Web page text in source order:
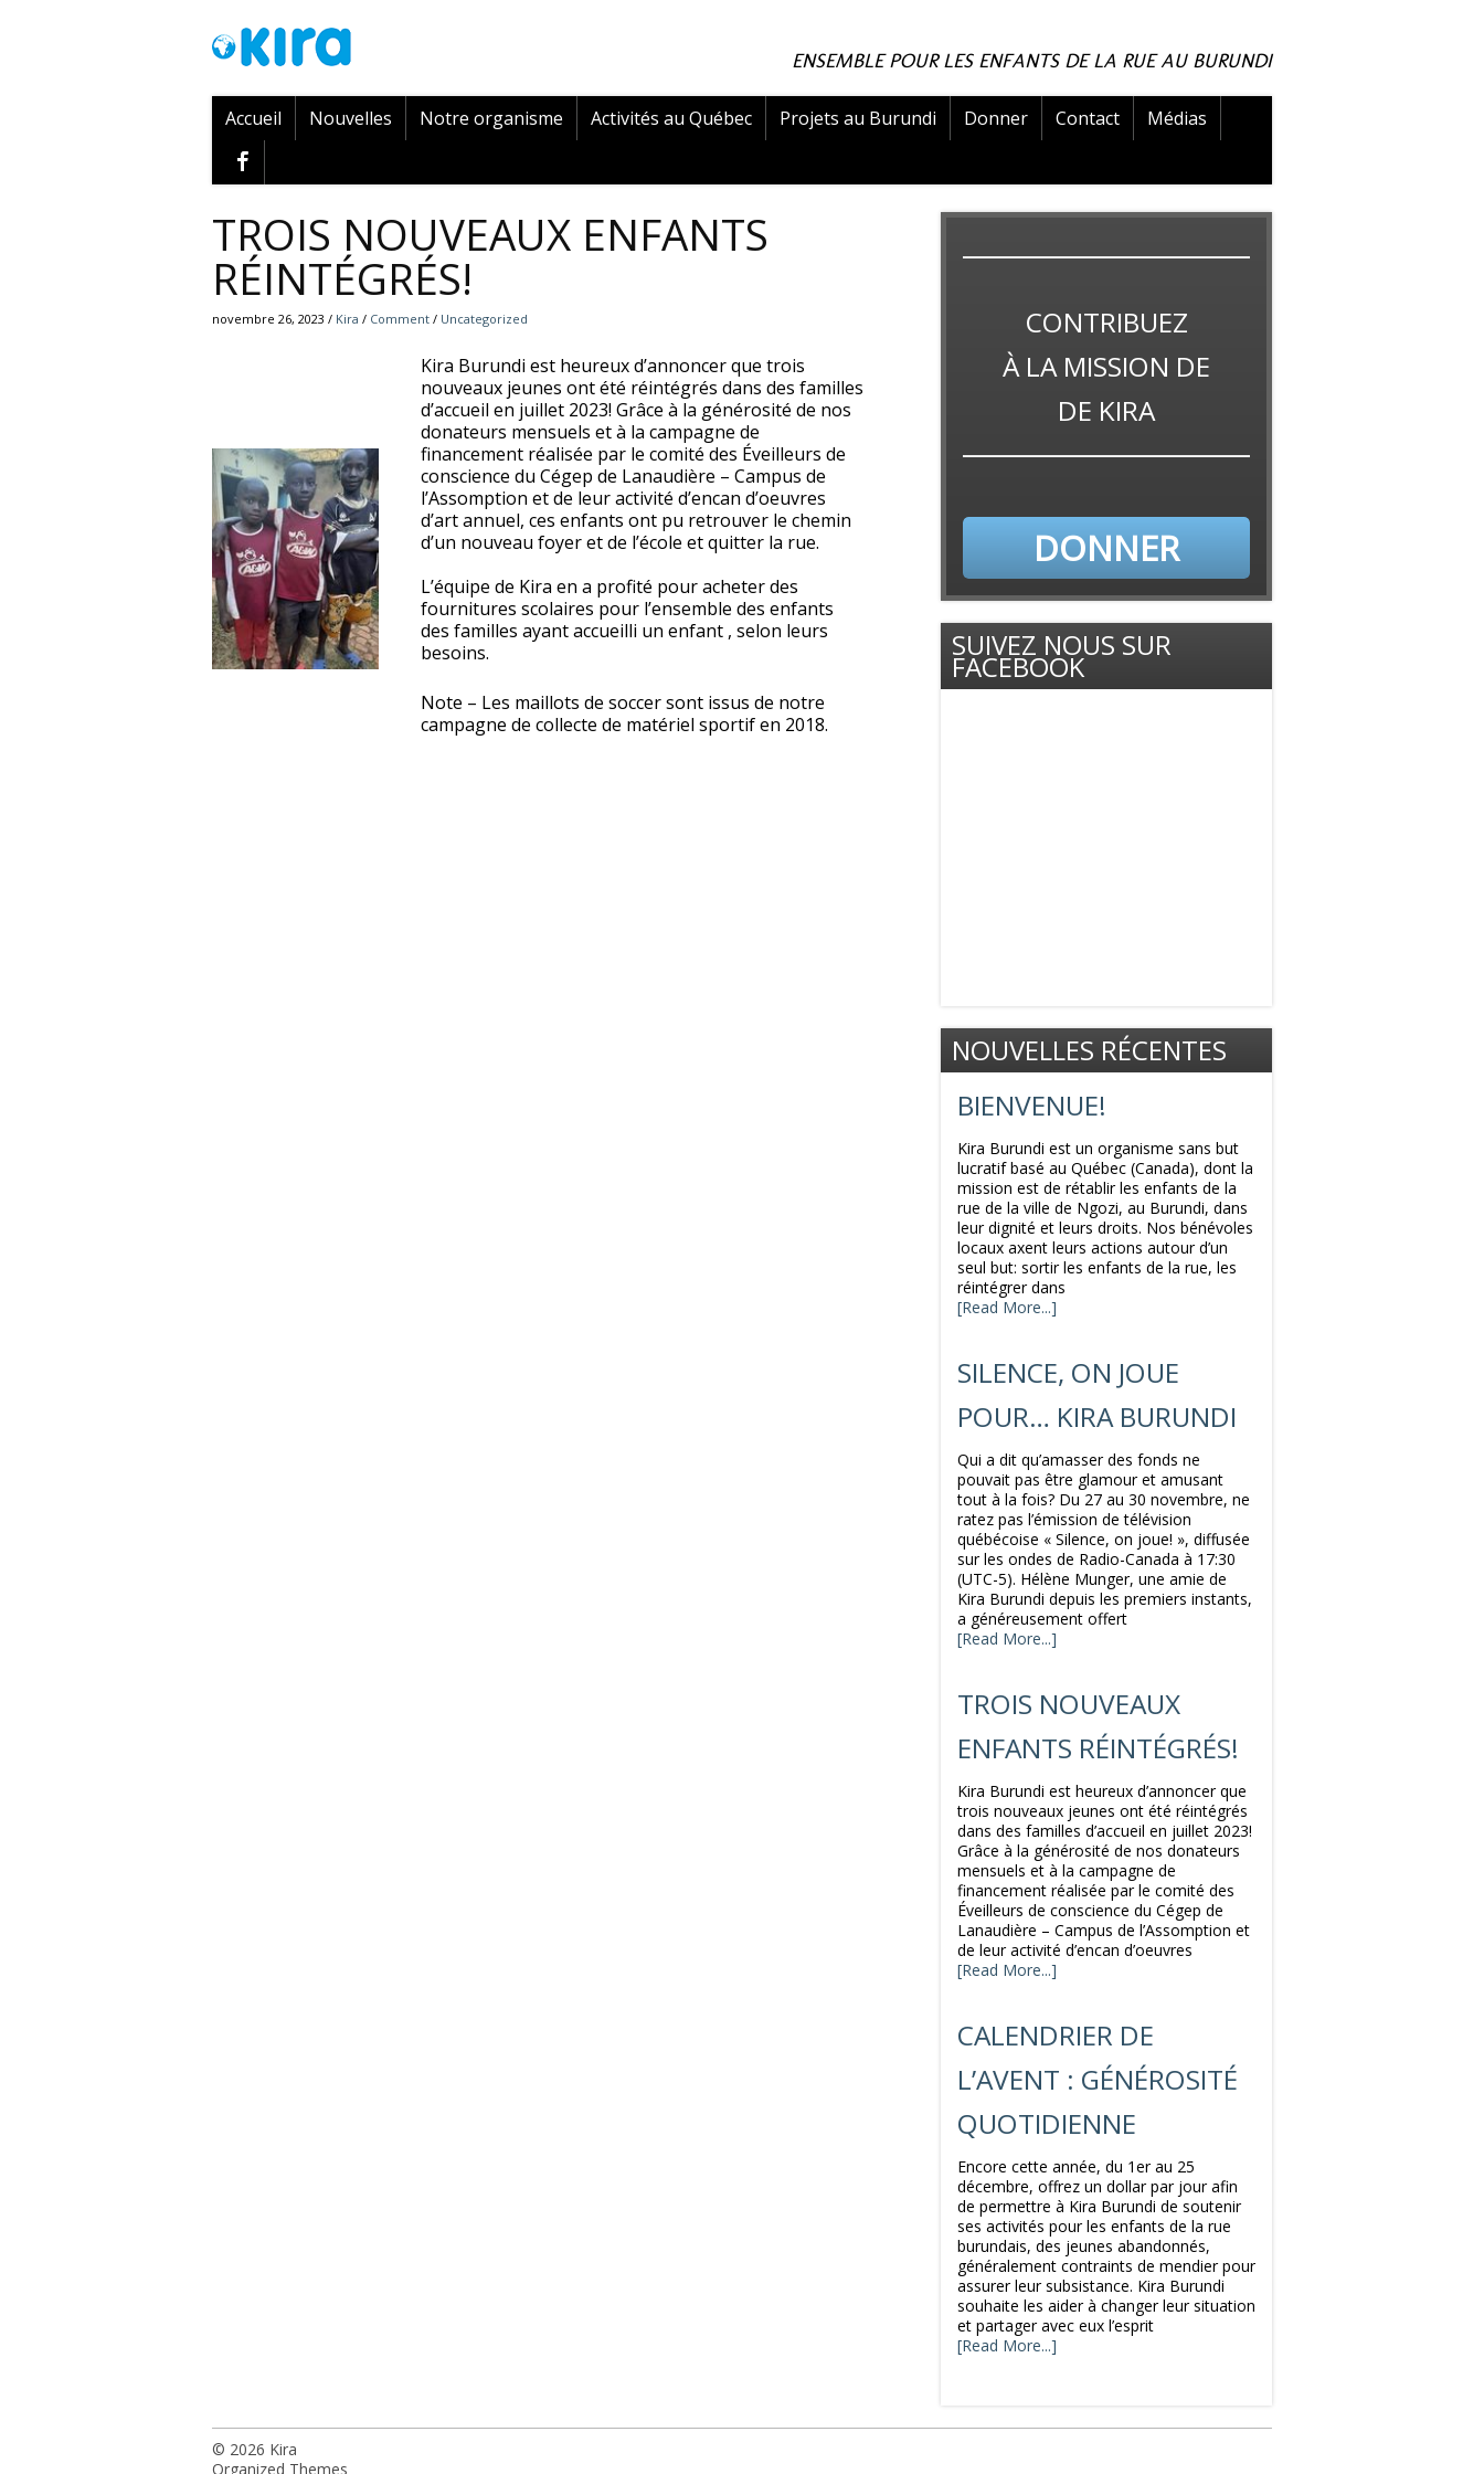
ENSEMBLE POUR LES ENFANTS DE LA RUE AU BURUNDI
Accueil Nouvelles Notre organisme Activités au Québec Projets au Burundi Donner Contact Médias
TROIS NOUVEAUX ENFANTS
RÉINTÉGRÉS!
novembre 26, 2023 / Kira / Comment / Uncategorized
Kira Burundi est heureux d’annoncer que trois
nouveaux jeunes ont été réintégrés dans des familles
d’accueil en juillet 2023! Grâce à la générosité de nos
donateurs mensuels et à la campagne de
financement réalisée par le comité des Éveilleurs de
conscience du Cégep de Lanaudière – Campus de
l’Assomption et de leur activité d’encan d’oeuvres
d’art annuel, ces enfants ont pu retrouver le chemin
d’un nouveau foyer et de l’école et quitter la rue.
L’équipe de Kira en a profité pour acheter des
fournitures scolaires pour l’ensemble des enfants
des familles ayant accueilli un enfant , selon leurs
besoins.
Note – Les maillots de soccer sont issus de notre
campagne de collecte de matériel sportif en 2018.
CONTRIBUEZ
À LA MISSION DE
DE KIRA
DONNER
SUIVEZ NOUS SUR
FACEBOOK
NOUVELLES RÉCENTES
BIENVENUE!
Kira Burundi est un organisme sans but
lucratif basé au Québec (Canada), dont la
mission est de rétablir les enfants de la
rue de la ville de Ngozi, au Burundi, dans
leur dignité et leurs droits. Nos bénévoles
locaux axent leurs actions autour d’un
seul but: sortir les enfants de la rue, les
réintégrer dans
[Read More...]
SILENCE, ON JOUE
POUR… KIRA BURUNDI
Qui a dit qu’amasser des fonds ne
pouvait pas être glamour et amusant
tout à la fois? Du 27 au 30 novembre, ne
ratez pas l’émission de télévision
québécoise « Silence, on joue! », diffusée
sur les ondes de Radio-Canada à 17:30
(UTC-5). Hélène Munger, une amie de
Kira Burundi depuis les premiers instants,
a généreusement offert
[Read More...]
TROIS NOUVEAUX
ENFANTS RÉINTÉGRÉS!
Kira Burundi est heureux d’annoncer que
trois nouveaux jeunes ont été réintégrés
dans des familles d’accueil en juillet 2023!
Grâce à la générosité de nos donateurs
mensuels et à la campagne de
financement réalisée par le comité des
Éveilleurs de conscience du Cégep de
Lanaudière – Campus de l’Assomption et
de leur activité d’encan d’oeuvres
[Read More...]
CALENDRIER DE
L’AVENT : GÉNÉROSITÉ
QUOTIDIENNE
Encore cette année, du 1er au 25
décembre, offrez un dollar par jour afin
de permettre à Kira Burundi de soutenir
ses activités pour les enfants de la rue
burundais, des jeunes abandonnés,
généralement contraints de mendier pour
assurer leur subsistance. Kira Burundi
souhaite les aider à changer leur situation
et partager avec eux l’esprit
[Read More...]
© 2026 Kira
Organized Themes